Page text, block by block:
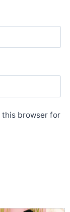
this browser for